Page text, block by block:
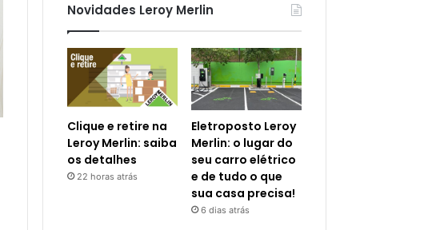
Novidades Leroy Merlin
Clique e retire na
Leroy Merlin: saiba
os detalhes
22 horas atrás
Eletroposto Leroy
Merlin: o lugar do
seu carro elétrico
e de tudo o que
sua casa precisa!
6 dias atrás